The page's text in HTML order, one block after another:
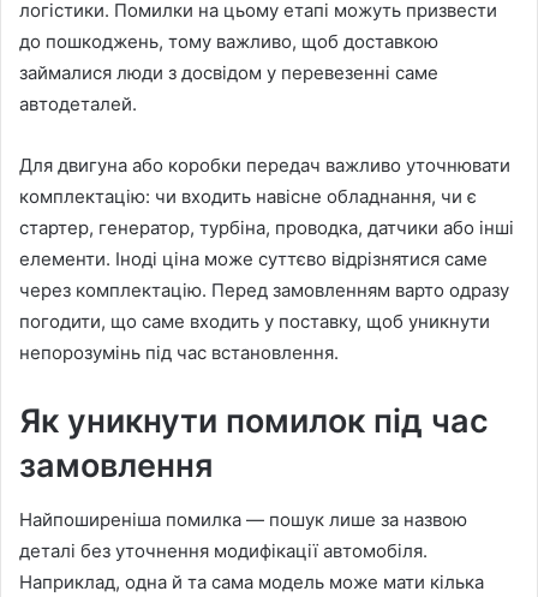
логістики. Помилки на цьому етапі можуть призвести
до пошкоджень, тому важливо, щоб доставкою
займалися люди з досвідом у перевезенні саме
автодеталей.
Для двигуна або коробки передач важливо уточнювати
комплектацію: чи входить навісне обладнання, чи є
стартер, генератор, турбіна, проводка, датчики або інші
елементи. Іноді ціна може суттєво відрізнятися саме
через комплектацію. Перед замовленням варто одразу
погодити, що саме входить у поставку, щоб уникнути
непорозумінь під час встановлення.
Як уникнути помилок під час
замовлення
Найпоширеніша помилка — пошук лише за назвою
деталі без уточнення модифікації автомобіля.
Наприклад, одна й та сама модель може мати кілька